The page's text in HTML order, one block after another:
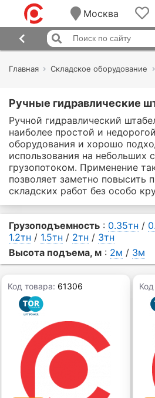
Москва
Главная Складское оборудование
Ручные гидравлические
Ручной гидравлический
наиболее простой и
оборудования и хорошо
использования на небольших
грузопотоком. Применение
позволяет заметно повысить
складских работ без особо
Грузоподъемность : 0.35тн /
1.2тн / 1.5тн / 2тн / 3тн
Высота подъема, м : 2м / 3м
Код товара: 61306